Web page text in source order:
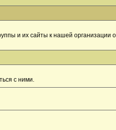
и их сайты к нашей организации
с ними.